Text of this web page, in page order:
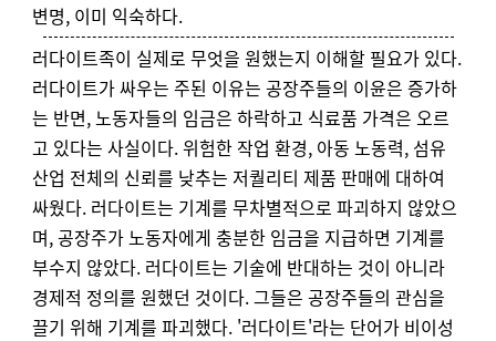
변명, 이미 익숙하다.
러다이트족이 실제로 무엇을 원했는지 이해할 필요가 있다.
러다이트가 싸우는 주된 이유는 공장주들의 이윤은 증가하
는 반면, 노동자들의 임금은 하락하고 식료품 가격은 오르
고 있다는 사실이다. 위험한 작업 환경, 아동 노동력, 섬유
산업 전체의 신뢰를 낮추는 저퀄리티 제품 판매에 대하여
싸웠다. 러다이트는 기계를 무차별적으로 파괴하지 않았으
며, 공장주가 노동자에게 충분한 임금을 지급하면 기계를
부수지 않았다. 러다이트는 기술에 반대하는 것이 아니라
경제적 정의를 원했던 것이다. 그들은 공장주들의 관심을
끌기 위해 기계를 파괴했다. '러다이트'라는 단어가 비이성